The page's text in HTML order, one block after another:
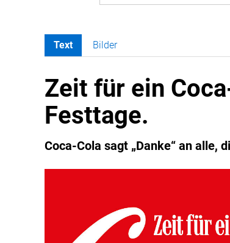
Text Bilder
Zeit für ein
Festtage.
Coca-Cola sagt „Danke“ an alle,